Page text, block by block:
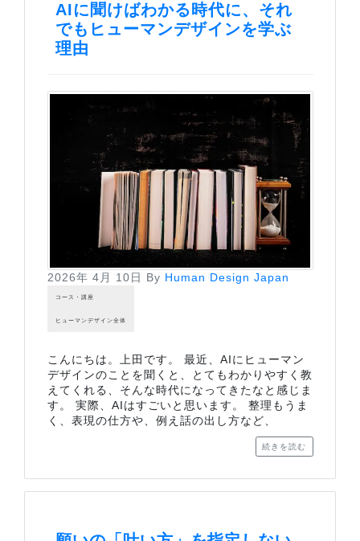
AIに聞けばわかる時代に、それ
でもヒューマンデザインを学ぶ
理由
2026年 4月 10日 By Human Design Japan
コース・講座
ヒューマンデザイン全体
こんにちは。上田です。 最近、AIにヒューマン
デザインのことを聞くと、とてもわかりやすく教
えてくれる、そんな時代になってきたなと感じま
す。 実際、AIはすごいと思います。 整理もうま
く、表現の仕方や、例え話の出し方など、
続きを読む